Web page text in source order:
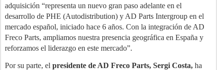
adquisición “representa un nuevo gran paso adelante en el
desarrollo de PHE (Autodistribution) y AD Parts Intergroup en el
mercado español, iniciado hace 6 años. Con la integración de AD
Freco Parts, ampliamos nuestra presencia geográfica en España y
reforzamos el liderazgo en este mercado”.
Por su parte, el presidente de AD Freco Parts, Sergi Costa, ha